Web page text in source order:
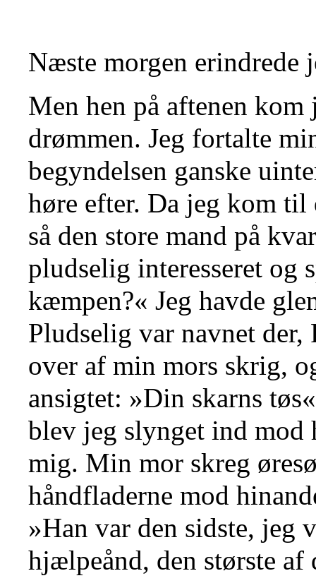
Næste morgen erindrede
Men hen på aftenen
drømmen. Jeg fortalte
begyndelsen ganske
høre efter. Da jeg kom
så den store mand på
pludselig interesseret og
kæmpen?« Jeg havde
Pludselig var navnet
over af min mors skrig,
ansigtet: »Din skarns
blev jeg slynget ind mod
mig. Min mor skreg
håndfladerne mod
»Han var den sidste, jeg
hjælpeånd, den største af